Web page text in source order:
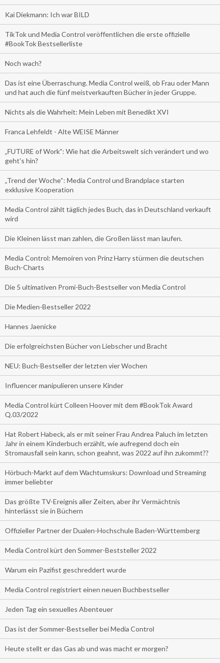
Kai Diekmann: Ich war BILD
TikTok und Media Control veröffentlichen die erste offizielle
#BookTok Bestsellerliste
Noch wach?
Das ist eine Überraschung. Media Control weiß, ob Frau oder Mann
und hat auch die fünf meistverkauften Bücher in jeder Gruppe.
Nichts als die Wahrheit: Mein Leben mit Benedikt XVI
Franca Lehfeldt - Alte WEISE Männer
„FUTURE of Work”: Wie hat die Arbeitswelt sich verändert und wo
geht’s hin?
„Trend der Woche“: Media Control und Brandplace starten
exklusive Kooperation
Media Control zählt täglich jedes Buch, das in Deutschland verkauft
wird
Die Kleinen lässt man zahlen, die Großen lässt man laufen.
Media Control: Memoiren von Prinz Harry stürmen die deutschen
Buch-Charts
Die 5 ultimativen Promi-Buch-Bestseller von Media Control
Die Medien-Bestseller 2022
Hannes Jaenicke
Die erfolgreichsten Bücher von Liebscher und Bracht
NEU: Buch-Bestseller der letzten vier Wochen
Influencer manipulieren unsere Kinder
Media Control kürt Colleen Hoover mit dem #BookTok Award
Q.03/2022
Hat Robert Habeck, als er mit seiner Frau Andrea Paluch im letzten
Jahr in einem Kinderbuch erzählt, wie aufregend doch ein
Stromausfall sein kann, schon geahnt, was 2022 auf ihn zukommt??
Hörbuch-Markt auf dem Wachtumskurs: Download und Streaming
immer beliebter
Das größte TV-Ereignis aller Zeiten, aber ihr Vermächtnis
hinterlässt sie in Büchern
Offizieller Partner der Dualen-Hochschule Baden-Württemberg
Media Control kürt den Sommer-Beststeller 2022
Warum ein Pazifist geschreddert wurde
Media Control registriert einen neuen Buchbestseller
Jeden Tag ein sexuelles Abenteuer
Das ist der Sommer-Bestseller bei Media Control
Heute stellt er das Gas ab und was macht er morgen?